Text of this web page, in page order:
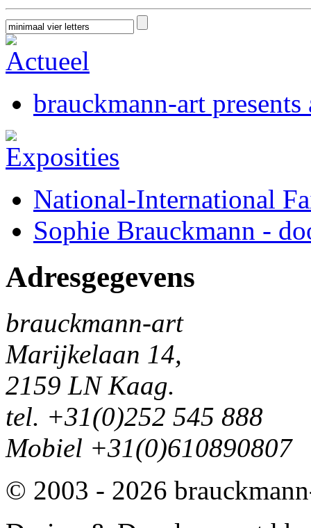
brauckmann-art presents
National-International
Sophie Brauckmann -
Adresgegevens
brauckmann-art
Marijkelaan 14,
2159 LN Kaag.
tel. +31(0)252 545 888
Mobiel +31(0)610890807
© 2003 - 2026